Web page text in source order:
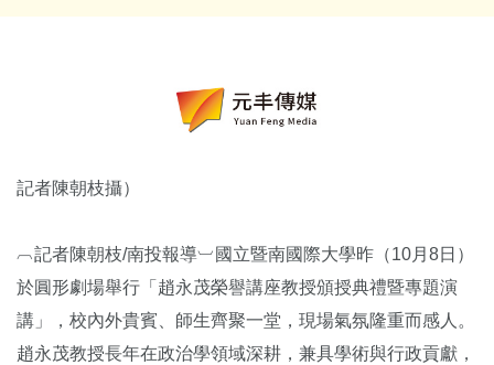
記者陳朝枝攝）
︹記者陳朝枝/南投報導︺國立暨南國際大學昨（10月8日）
於圓形劇場舉行「趙永茂榮譽講座教授頒授典禮暨專題演
講」，校內外貴賓、師生齊聚一堂，現場氣氛隆重而感人。
趙永茂教授長年在政治學領域深耕，兼具學術與行政貢獻，